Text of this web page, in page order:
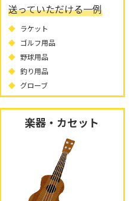
送っていただける一例
ラケット
ゴルフ用品
野球用品
釣り用品
グローブ
楽器・カセット